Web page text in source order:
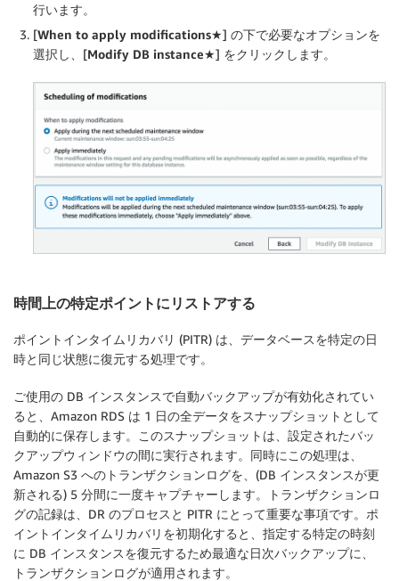
行います。
[When to apply modifications★] の下で必要なオプションを
選択し、[Modify DB instance★] をクリックします。
時間上の特定ポイントにリストアする
ポイントインタイムリカバリ (PITR) は、データベースを特定の日
時と同じ状態に復元する処理です。
ご使用の DB インスタンスで自動バックアップが有効化されてい
ると、Amazon RDS は 1 日の全データをスナップショットとして
自動的に保存します。このスナップショットは、設定されたバッ
クアップウィンドウの間に実行されます。同時にこの処理は、
Amazon S3 へのトランザクションログを、(DB インスタンスが更
新される) 5 分間に一度キャプチャーします。トランザクションロ
グの記録は、DR のプロセスと PITR にとって重要な事項です。ポ
イントインタイムリカバリを初期化すると、指定する特定の時刻
に DB インスタンスを復元するため最適な日次バックアップに、
トランザクションログが適用されます。